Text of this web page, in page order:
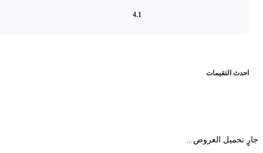
التقيمات
تحميل العروض...